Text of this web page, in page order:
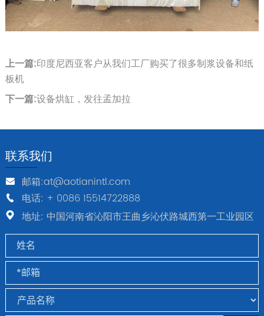
上一篇:印度尼西亚客户从我们工厂购买了很多制浆设备和纸
板机
下一篇:设备烘缸，发往孟加拉
联系我们
邮箱:at@aotianintl.com
电话: + 0086 15514722888
地址: 中国河南省沁阳市王曲乡沁伏路城西第一工业园区